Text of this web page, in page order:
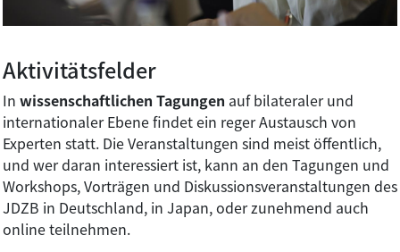
Aktivitätsfelder
In wissenschaftlichen Tagungen auf bilateraler und
internationaler Ebene findet ein reger Austausch von
Experten statt. Die Veranstaltungen sind meist öffentlich,
und wer daran interessiert ist, kann an den Tagungen und
Workshops, Vorträgen und Diskussionsveranstaltungen des
JDZB in Deutschland, in Japan, oder zunehmend auch
online teilnehmen.